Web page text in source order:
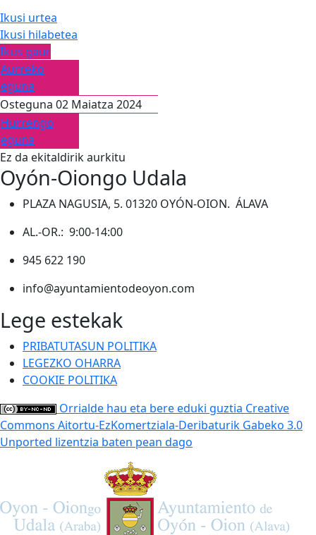
Ikusi urtea
Ikusi hilabetea
Ikus gaur
Aurreko
eguna
Osteguna 02 Maiatza 2024
Hurrengo
eguna
Ez da ekitaldirik aurkitu
Oyón-Oiongo Udala
PLAZA NAGUSIA, 5. 01320 OYÓN-OION. ÁLAVA
AL.-OR.: 9:00-14:00
945 622 190
info@ayuntamientodeoyon.com
Lege estekak
PRIBATUTASUN POLITIKA
LEGEZKO OHARRA
COOKIE POLITIKA
Orrialde hau eta bere eduki guztia Creative
Commons Aitortu-EzKomertziala-Deribaturik Gabeko 3.0
Unported lizentzia baten pean dago